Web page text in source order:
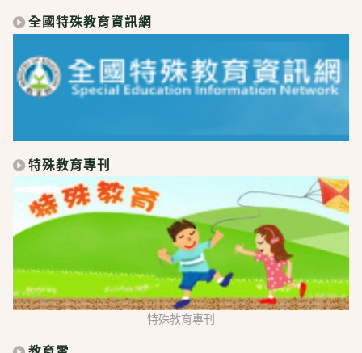
全國特殊教育資訊網
特殊教育專刊
特殊教育專刊